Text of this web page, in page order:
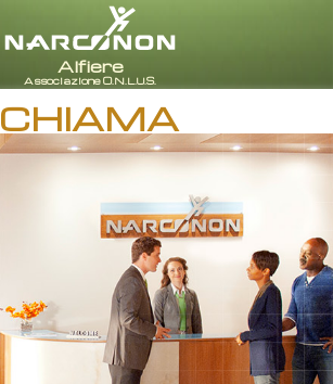
italiano
CHIAMA